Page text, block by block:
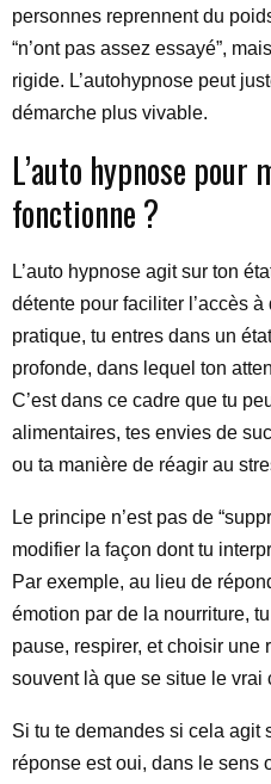
personnes reprennent du
“n’ont pas assez essayé”,
rigide. L’autohypnose peut
démarche plus vivable.
L’auto hypnose
fonctionne ?
L’auto hypnose agit sur ton
détente pour faciliter l’accès
pratique, tu entres dans un
profonde, dans lequel ton
C’est dans ce cadre que tu
alimentaires, tes envies de
ou ta manière de réagir au
Le principe n’est pas de
modifier la façon dont tu
Par exemple, au lieu de
émotion par de la nourriture,
pause, respirer, et choisir une
souvent là que se situe le vrai
Si tu te demandes si cela agit
réponse est oui, dans le sens